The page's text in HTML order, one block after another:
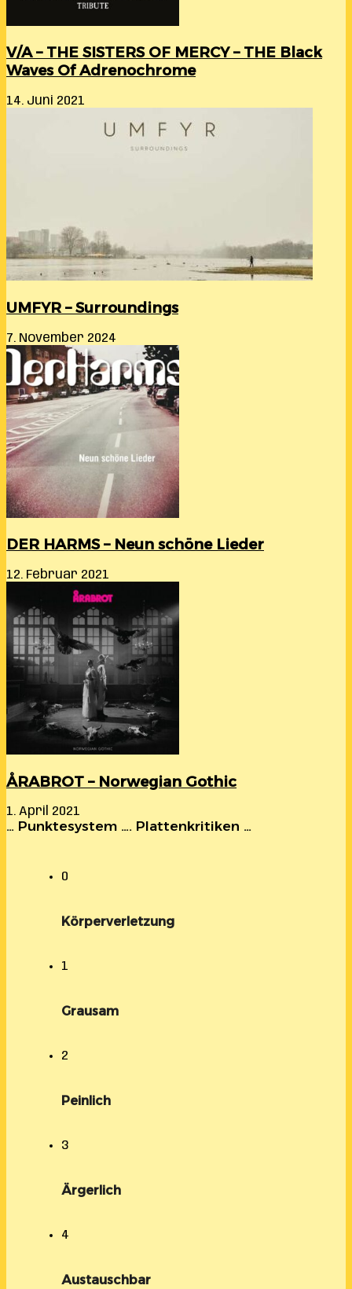
V/A – THE SISTERS OF MERCY – THE Black
Waves Of Adrenochrome
14. Juni 2021
UMFYR – Surroundings
7. November 2024
DER HARMS – Neun schöne Lieder
12. Februar 2021
ÅRABROT – Norwegian Gothic
1. April 2021
… Punktesystem …. Plattenkritiken …
0
Körperverletzung
1
Grausam
2
Peinlich
3
Ärgerlich
4
Austauschbar